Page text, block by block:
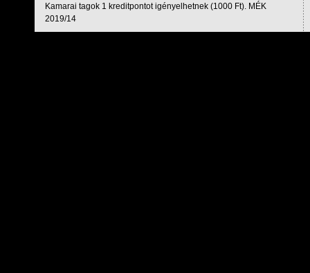
Kamarai tagok 1 kreditpontot igényelhetnek (1000 Ft). MÉK
2019/14